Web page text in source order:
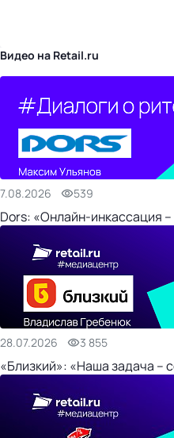
Видео на Retail.ru
7.08.2026 539
Dors: «Онлайн-инкассация –
28.07.2026 3 855
«Близкий»: «Наша задача –